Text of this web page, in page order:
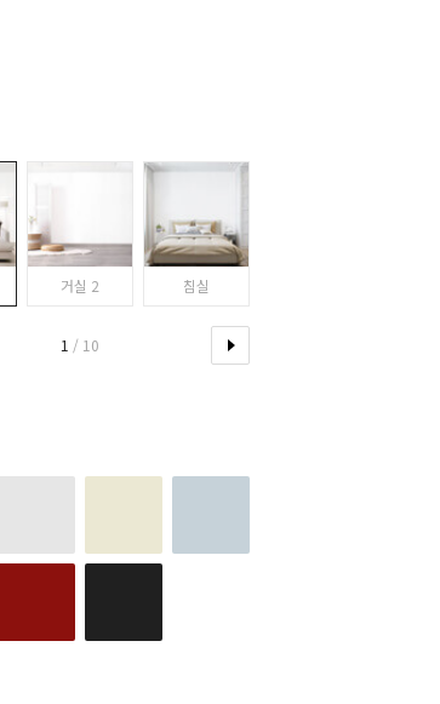
거실 2 침실
1 / 10